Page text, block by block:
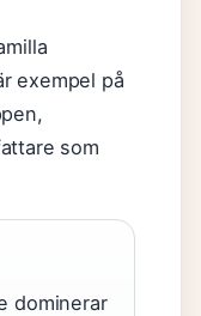
exempel på
som
dominerar